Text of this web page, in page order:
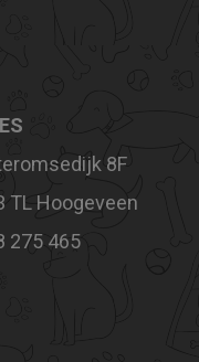
8F
TL Hoogeveen
275 465